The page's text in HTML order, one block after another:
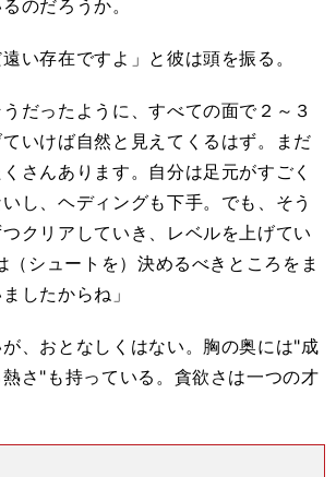
のだろうか。
い存在ですよ」と彼は頭を振る。
うだったように、すべての面で２～３
いけば自然と見えてくるはず。まだ
さんあります。自分は足元がすごく
し、ヘディングも下手。でも、そう
クリアしていき、レベルを上げてい
（シュートを）決めるべきところをま
したからね」
、おとなしくはない。胸の奥には"成
さ"も持っている。貪欲さは一つの才